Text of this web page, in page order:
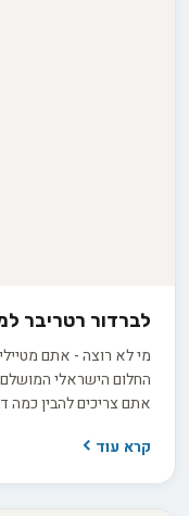
לברדור רטריבר
מי לא רוצה - אתם
החלום הישראלי
אתם צריכים להבין כמה
הבחירה הנכונה
קרא עוד